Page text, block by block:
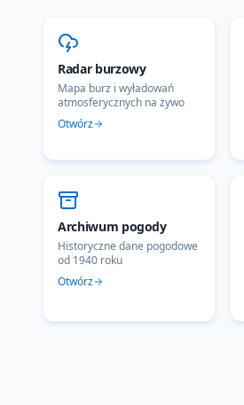
Radar burzowy
Mapa burz i wyładowań
atmosferycznych na żywo
Otwórz
Archiwum pogody
Historyczne dane pogodowe
od 1940 roku
Otwórz